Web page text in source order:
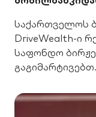
საქართველოს
DriveWealth-ი
საფონდო